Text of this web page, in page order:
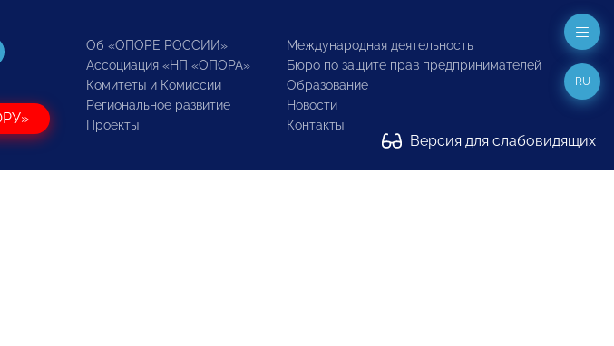
Об «ОПОРЕ РОССИИ»
Ассоциация «НП «ОПОРА»
Комитеты и Комиссии
Региональное развитие
Проекты
Международная деятельность
Бюро по защите прав предпринимателей
Образование
Новости
Контакты
Версия для слабовидящих
RU